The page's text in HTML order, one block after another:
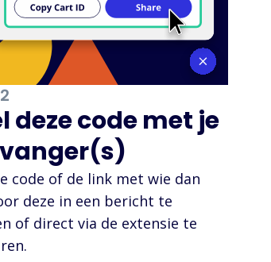
deze code met je
code of de link met wie dan
deze in een bericht te
of direct via de extensie te